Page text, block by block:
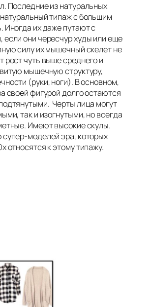
Последние из натуральных
типаж с большим
Иногда их даже путают с
они чересчур худы или еще
силу их мышечный скелет не
рост чуть выше среднего и
мышечную структуру,
(руки, ноги). В основном,
своей фигурой долго остаются
Черты лица могут
так и изогнутыми, но всегда
Имеют высокие скулы.
моделей эра, которых
относятся к этому типажу.